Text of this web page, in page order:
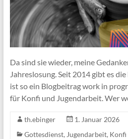
Da sind sie wieder, meine
Jahreslosung. Seit 2014 gibt es
ist so ein Blogbeitrag work in
für Konfi und Jugendarbeit. Wer
th.ebinger
1. Januar 2026
Gottesdienst, Jugendarbeit, Konfi